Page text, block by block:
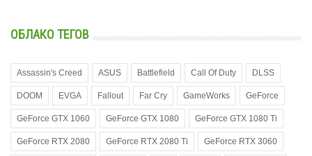
ОБЛАКО ТЕГОВ
Assassin's Creed ASUS Battlefield Call Of Duty DLSS
DOOM EVGA Fallout Far Cry GameWorks GeForce
GeForce GTX 1060 GeForce GTX 1080 GeForce GTX 1080 Ti
GeForce RTX 2080 GeForce RTX 2080 Ti GeForce RTX 3060